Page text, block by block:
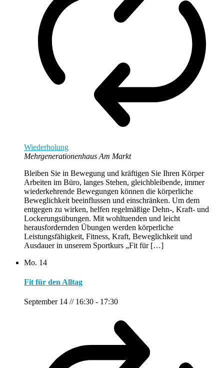
Wiederholung
Mehrgenerationenhaus Am Markt
Bleiben Sie in Bewegung und kräftigen Sie Ihren Körper
Arbeiten im Büro, langes Stehen, gleichbleibende, immer
wiederkehrende Bewegungen können die körperliche
Beweglichkeit beeinflussen und einschränken. Um dem
entgegen zu wirken, helfen regelmäßige Dehn-, Kraft- und
Lockerungsübungen. Mit wohltuenden und leicht
herausfordernden Übungen werden körperliche
Leistungsfähigkeit, Fitness, Kraft, Beweglichkeit und
Ausdauer in unserem Sportkurs „Fit für […]
Mo. 14
Fit für den Alltag
September 14 // 16:30 - 17:30